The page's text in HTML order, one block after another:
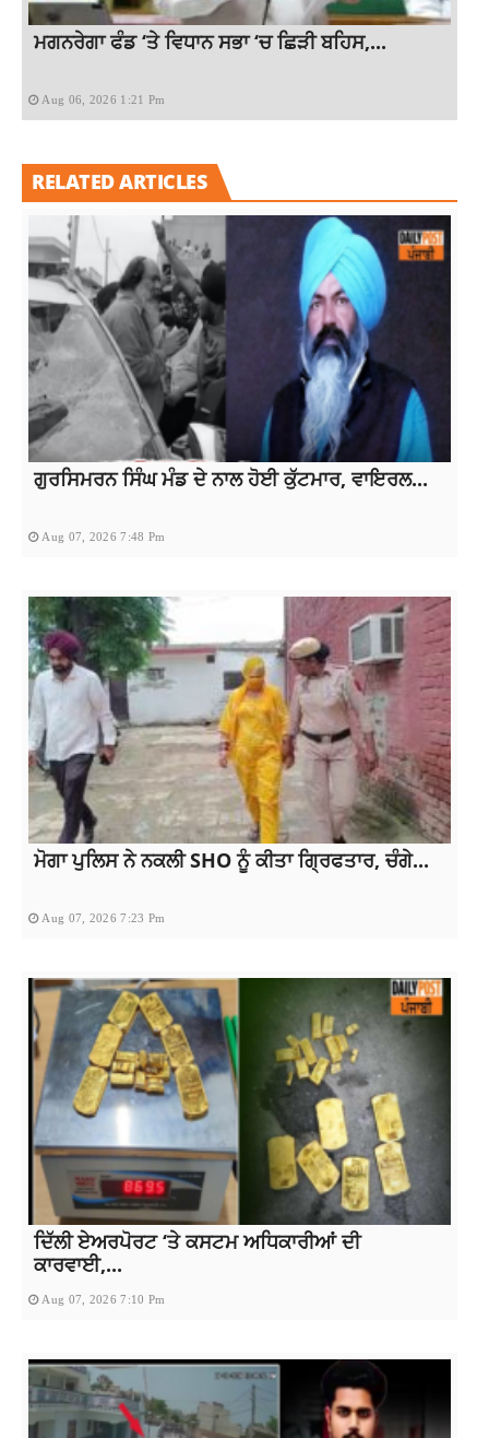
ਮਗਨਰੇਗਾ ਫੰਡ ‘ਤੇ ਵਿਧਾਨ ਸਭਾ ‘ਚ ਛਿੜੀ ਬਹਿਸ,...
Aug 06, 2026 1:21 Pm
RELATED ARTICLES
ਗੁਰਸਿਮਰਨ ਸਿੰਘ ਮੰਡ ਦੇ ਨਾਲ ਹੋਈ ਕੁੱਟਮਾਰ, ਵਾਇਰਲ...
Aug 07, 2026 7:48 Pm
ਮੋਗਾ ਪੁਲਿਸ ਨੇ ਨਕਲੀ SHO ਨੂੰ ਕੀਤਾ ਗ੍ਰਿਫਤਾਰ, ਚੰਗੇ...
Aug 07, 2026 7:23 Pm
ਦਿੱਲੀ ਏਅਰਪੋਰਟ ‘ਤੇ ਕਸਟਮ ਅਧਿਕਾਰੀਆਂ ਦੀ
ਕਾਰਵਾਈ,...
Aug 07, 2026 7:10 Pm